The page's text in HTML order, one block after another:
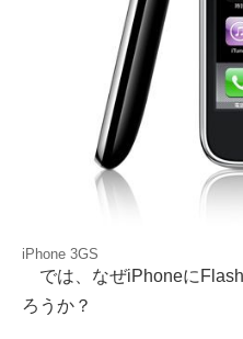
iPhone 3GS
では、なぜiPhoneに
ろうか？